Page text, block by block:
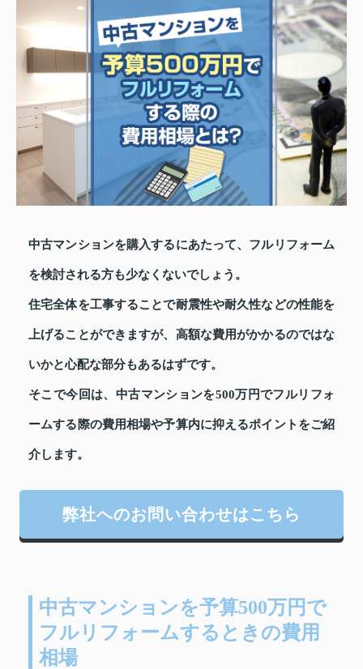
中古マンションを購入するにあたって、フルリフォーム
を検討される方も少なくないでしょう。
住宅全体を工事することで耐震性や耐久性などの性能を
上げることができますが、高額な費用がかかるのではな
いかと心配な部分もあるはずです。
そこで今回は、中古マンションを500万円でフルリフォ
ームする際の費用相場や予算内に抑えるポイントをご紹
介します。
弊社へのお問い合わせはこちら
中古マンションを予算500万円で
フルリフォームするときの費用
相場